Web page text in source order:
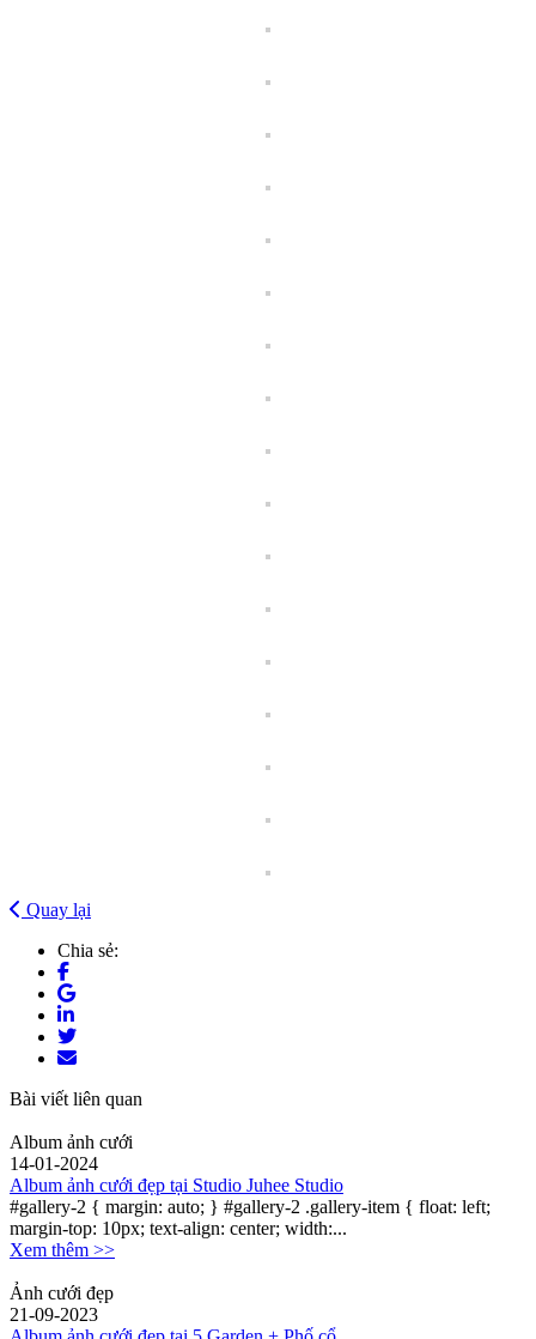
Quay lại
Chia sẻ:
Bài viết liên quan
Album ảnh cưới
14-01-2024
Album ảnh cưới đẹp tại Studio Juhee Studio
#gallery-2 { margin: auto; } #gallery-2 .gallery-item { float: left;
margin-top: 10px; text-align: center; width:...
Xem thêm >>
Ảnh cưới đẹp
21-09-2023